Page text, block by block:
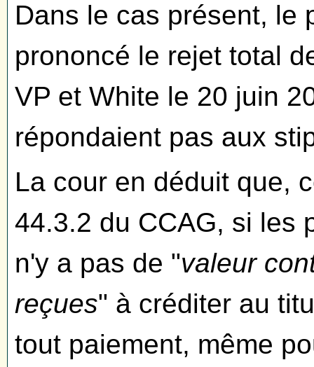
Dans le cas présent, le
prononcé le rejet total
VP et White le 20 juin
répondaient pas aux
La cour en déduit que,
44.3.2 du CCAG, si les
n'y a pas de "valeur
reçues" à créditer au
tout paiement, même